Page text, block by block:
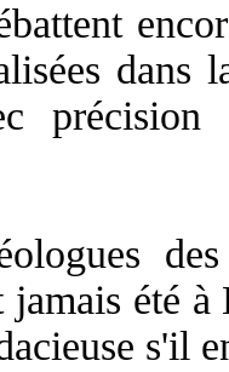
dans
précision
jamais été
s'il